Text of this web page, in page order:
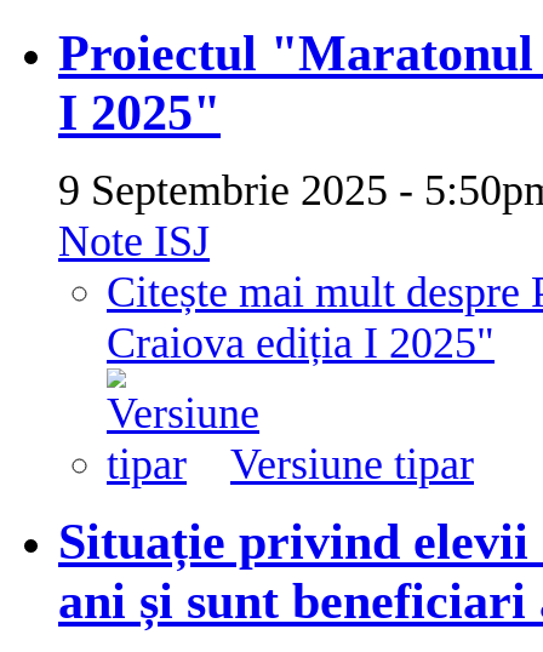
Proiectul "Maratonul
I 2025"
9 Septembrie 2025 -
Note ISJ
Citește mai mult despre
Craiova ediția I 2025"
Versiune tipar
Situație privind elevii
ani și sunt beneficiari